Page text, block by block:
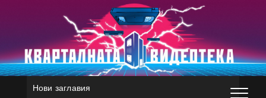
Нови заглавия